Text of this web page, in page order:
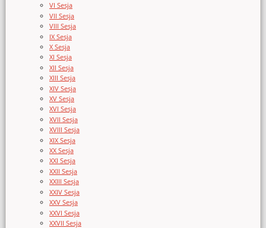
VI Sesja
VII Sesja
VIII Sesja
IX Sesja
X Sesja
XI Sesja
XII Sesja
XIII Sesja
XIV Sesja
XV Sesja
XVI Sesja
XVII Sesja
XVIII Sesja
XIX Sesja
XX Sesja
XXI Sesja
XXII Sesja
XXIII Sesja
XXIV Sesja
XXV Sesja
XXVI Sesja
XXVII Sesja